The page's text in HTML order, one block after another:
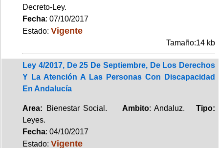
Decreto-Ley.
Fecha: 07/10/2017
Estado: Vigente
Tamaño:14 kb
Ley 4/2017, De 25 De Septiembre, De Los Derechos
Y La Atención A Las Personas Con Discapacidad
En Andalucía
Area: Bienestar Social. Ambito: Andaluz.Tipo:
Leyes.
Fecha: 04/10/2017
Estado: Vigente